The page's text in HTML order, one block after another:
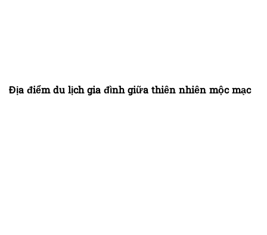
Địa điểm du lịch gia đình giữa thiên nhiên mộc mạc